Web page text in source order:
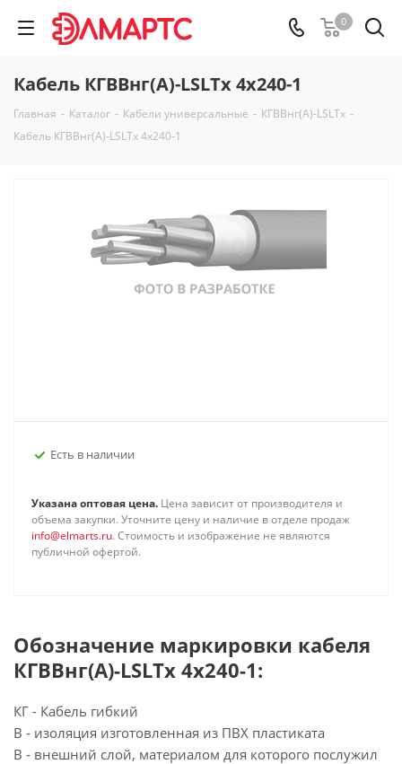
0
Кабель КГВВнг(А)-LSLTx 4х240-1
Главная - Каталог - Кабели универсальные - КГВВнг(А)-LSLTx -
Кабель КГВВнг(А)-LSLTx 4х240-1
Есть в наличии
Указана оптовая цена. Цена зависит от производителя и
объема закупки. Уточните цену и наличие в отделе продаж
info@elmarts.ru. Стоимость и изображение не являются
публичной офертой.
Обозначение маркировки кабеля
КГВВнг(А)-LSLTx 4х240-1:
КГ - Кабель гибкий
В - изоляция изготовленная из ПВХ пластиката
В - внешний слой, материалом для которого послужил